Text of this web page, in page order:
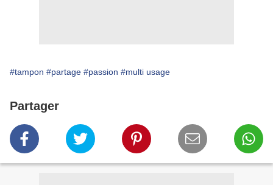
#tampon #partage #passion #multi usage
Partager